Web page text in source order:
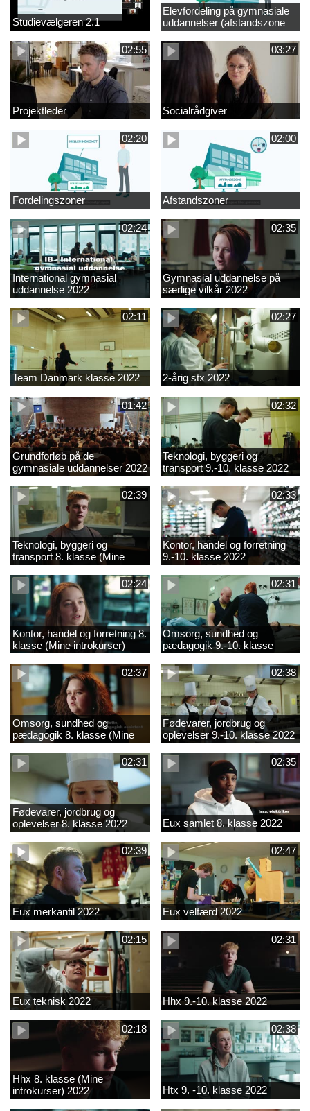
Studievælgeren 2.1
Elevfordeling på gymnasiale
uddannelser (afstandszone
redigeret)
02:55
Projektleder
03:27
Socialrådgiver
02:20
Fordelingszoner
02:00
Afstandszoner
02:24
International gymnasial
uddannelse 2022
02:35
Gymnasial uddannelse på
særlige vilkår 2022
02:11
Team Danmark klasse 2022
02:27
2-årig stx 2022
01:42
Grundforløb på de
gymnasiale uddannelser 2022
02:32
Teknologi, byggeri og
transport 9.-10. klasse 2022
02:39
Teknologi, byggeri og
transport 8. klasse (Mine
introkurser) 2022
02:33
Kontor, handel og forretning
9.-10. klasse 2022
02:24
Kontor, handel og forretning 8.
klasse (Mine introkurser)
2022
02:31
Omsorg, sundhed og
pædagogik 9.-10. klasse
2022
02:37
Omsorg, sundhed og
pædagogik 8. klasse (Mine
introkurser) 2022
02:38
Fødevarer, jordbrug og
oplevelser 9.-10. klasse 2022
02:31
Fødevarer, jordbrug og
oplevelser 8. klasse 2022
02:35
Eux samlet 8. klasse 2022
02:39
Eux merkantil 2022
02:47
Eux velfærd 2022
02:15
Eux teknisk 2022
02:31
Hhx 9.-10. klasse 2022
02:18
Hhx 8. klasse (Mine
introkurser) 2022
02:38
Htx 9. -10. klasse 2022